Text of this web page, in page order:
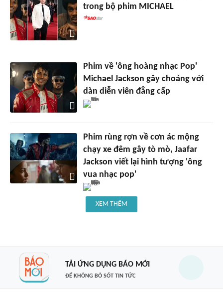
trong bộ phim MICHAEL
Phim về 'ông hoàng nhạc Pop'
Michael Jackson gây choáng với
dàn diễn viên đẳng cấp
Phim rùng rợn về cơn ác mộng
chạy xe đêm gây tò mò, Jaafar
Jackson viết lại hình tượng 'ông
vua nhạc pop'
XEM THÊM
TẢI ỨNG DỤNG BÁO MỚI
ĐỂ KHÔNG BỎ SÓT TIN TỨC